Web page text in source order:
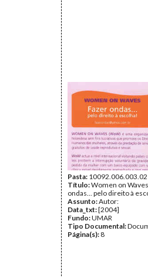
Pasta:
Título:Women on
ondas... pelo direito à
Assunto:Autor:
Data_txt:[2004]
Fundo:UMAR
Tipo Documental:
Página(s): 8